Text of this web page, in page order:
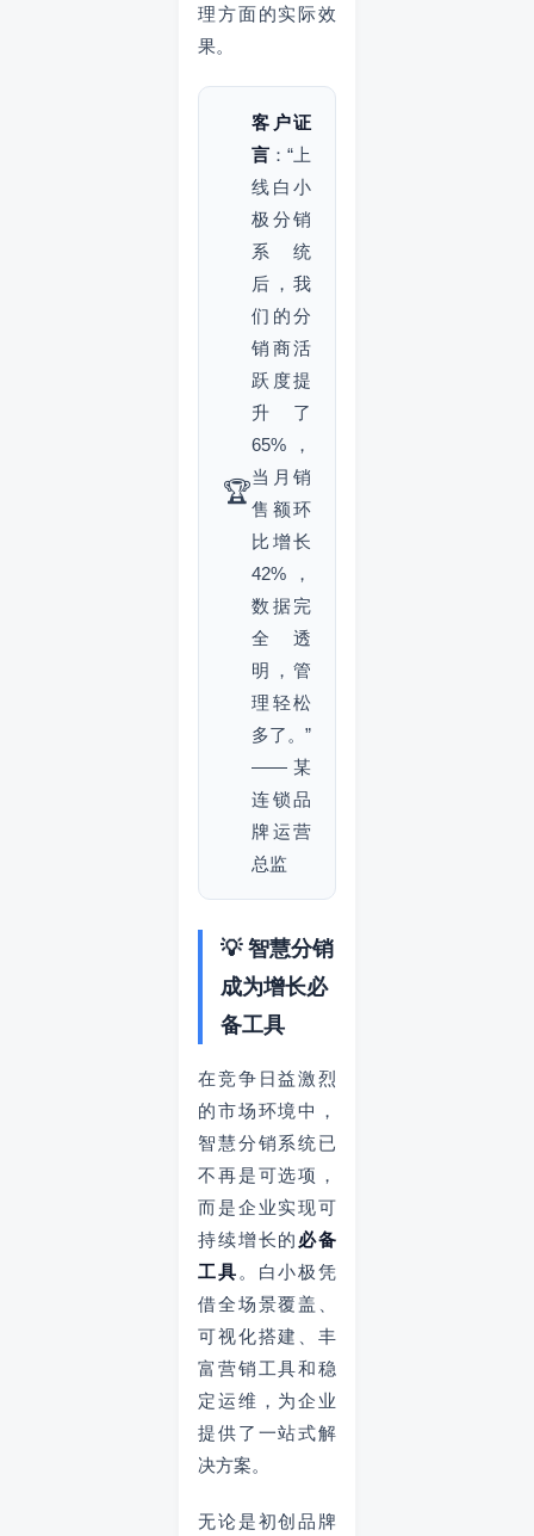
理方面的实际效
果。
🏆
客户证
言 ：“上
线白小
极分销
系统
后，我
们的分
销商活
跃度提
升了
65%，
当月销
售额环
比增长
42%，
数据完
全透
明，管
理轻松
多了。”
—— 某
连锁品
牌运营
总监
💡 智慧分销
成为增长必
备工具
在竞争日益激烈
的市场环境中，
智慧分销系统已
不再是可选项，
而是企业实现可
持续增长的 必备
工具 。白小极凭
借全场景覆盖、
可视化搭建、丰
富营销工具和稳
定运维，为企业
提供了一站式解
决方案。
无论是初创品牌